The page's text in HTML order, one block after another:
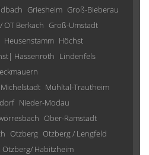
Griesheim Groß-Bieberau
OT Berkach Groß-Umstadt
Heusenstamm Höchst
Hassenroth Lindenfels
Michelstadt Mühltal-Trautheim
Nieder-Modau
Ober-Ramstadt
Otzberg Otzberg / Lengfeld
Otzberg/ Habitzheim